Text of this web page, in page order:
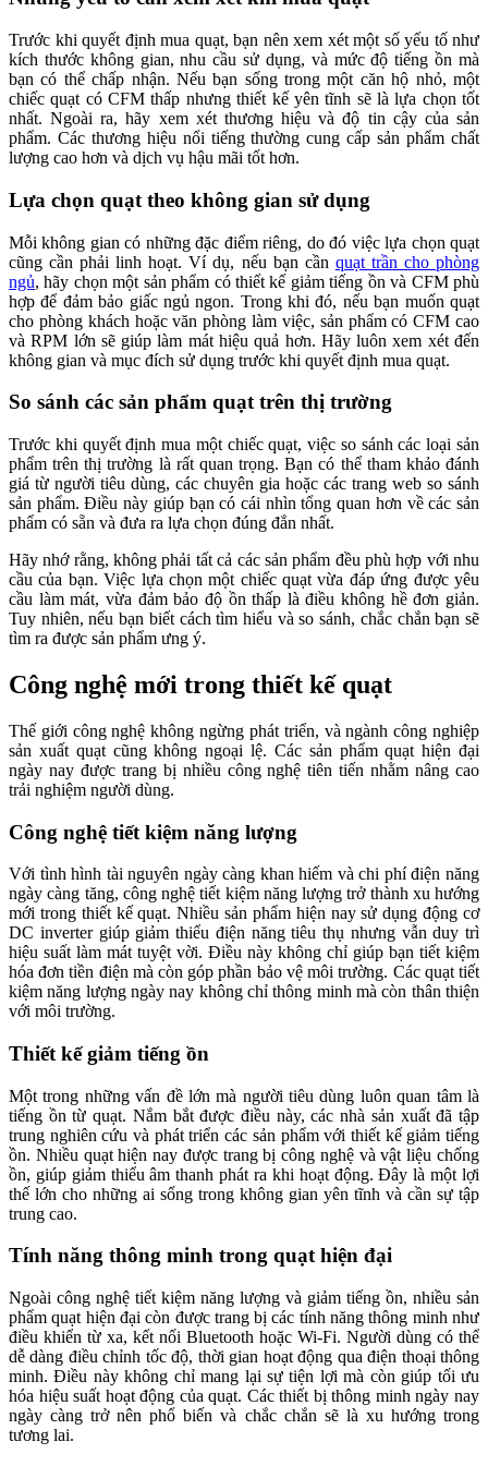
Trước khi quyết định mua quạt, bạn nên xem xét một số yếu tố như
kích thước không gian, nhu cầu sử dụng, và mức độ tiếng ồn mà
bạn có thể chấp nhận. Nếu bạn sống trong một căn hộ nhỏ, một
chiếc quạt có CFM thấp nhưng thiết kế yên tĩnh sẽ là lựa chọn tốt
nhất. Ngoài ra, hãy xem xét thương hiệu và độ tin cậy của sản
phẩm. Các thương hiệu nổi tiếng thường cung cấp sản phẩm chất
lượng cao hơn và dịch vụ hậu mãi tốt hơn.
Lựa chọn quạt theo không gian sử dụng
Mỗi không gian có những đặc điểm riêng, do đó việc lựa chọn quạt
cũng cần phải linh hoạt. Ví dụ, nếu bạn cần quạt trần cho phòng
ngủ, hãy chọn một sản phẩm có thiết kế giảm tiếng ồn và CFM phù
hợp để đảm bảo giấc ngủ ngon. Trong khi đó, nếu bạn muốn quạt
cho phòng khách hoặc văn phòng làm việc, sản phẩm có CFM cao
và RPM lớn sẽ giúp làm mát hiệu quả hơn. Hãy luôn xem xét đến
không gian và mục đích sử dụng trước khi quyết định mua quạt.
So sánh các sản phẩm quạt trên thị trường
Trước khi quyết định mua một chiếc quạt, việc so sánh các loại sản
phẩm trên thị trường là rất quan trọng. Bạn có thể tham khảo đánh
giá từ người tiêu dùng, các chuyên gia hoặc các trang web so sánh
sản phẩm. Điều này giúp bạn có cái nhìn tổng quan hơn về các sản
phẩm có sẵn và đưa ra lựa chọn đúng đắn nhất.
Hãy nhớ rằng, không phải tất cả các sản phẩm đều phù hợp với nhu
cầu của bạn. Việc lựa chọn một chiếc quạt vừa đáp ứng được yêu
cầu làm mát, vừa đảm bảo độ ồn thấp là điều không hề đơn giản.
Tuy nhiên, nếu bạn biết cách tìm hiểu và so sánh, chắc chắn bạn sẽ
tìm ra được sản phẩm ưng ý.
Công nghệ mới trong thiết kế quạt
Thế giới công nghệ không ngừng phát triển, và ngành công nghiệp
sản xuất quạt cũng không ngoại lệ. Các sản phẩm quạt hiện đại
ngày nay được trang bị nhiều công nghệ tiên tiến nhằm nâng cao
trải nghiệm người dùng.
Công nghệ tiết kiệm năng lượng
Với tình hình tài nguyên ngày càng khan hiếm và chi phí điện năng
ngày càng tăng, công nghệ tiết kiệm năng lượng trở thành xu hướng
mới trong thiết kế quạt. Nhiều sản phẩm hiện nay sử dụng động cơ
DC inverter giúp giảm thiểu điện năng tiêu thụ nhưng vẫn duy trì
hiệu suất làm mát tuyệt vời. Điều này không chỉ giúp bạn tiết kiệm
hóa đơn tiền điện mà còn góp phần bảo vệ môi trường. Các quạt tiết
kiệm năng lượng ngày nay không chỉ thông minh mà còn thân thiện
với môi trường.
Thiết kế giảm tiếng ồn
Một trong những vấn đề lớn mà người tiêu dùng luôn quan tâm là
tiếng ồn từ quạt. Nắm bắt được điều này, các nhà sản xuất đã tập
trung nghiên cứu và phát triển các sản phẩm với thiết kế giảm tiếng
ồn. Nhiều quạt hiện nay được trang bị công nghệ và vật liệu chống
ồn, giúp giảm thiểu âm thanh phát ra khi hoạt động. Đây là một lợi
thế lớn cho những ai sống trong không gian yên tĩnh và cần sự tập
trung cao.
Tính năng thông minh trong quạt hiện đại
Ngoài công nghệ tiết kiệm năng lượng và giảm tiếng ồn, nhiều sản
phẩm quạt hiện đại còn được trang bị các tính năng thông minh như
điều khiển từ xa, kết nối Bluetooth hoặc Wi-Fi. Người dùng có thể
dễ dàng điều chỉnh tốc độ, thời gian hoạt động qua điện thoại thông
minh. Điều này không chỉ mang lại sự tiện lợi mà còn giúp tối ưu
hóa hiệu suất hoạt động của quạt. Các thiết bị thông minh ngày nay
ngày càng trở nên phổ biến và chắc chắn sẽ là xu hướng trong
tương lai.